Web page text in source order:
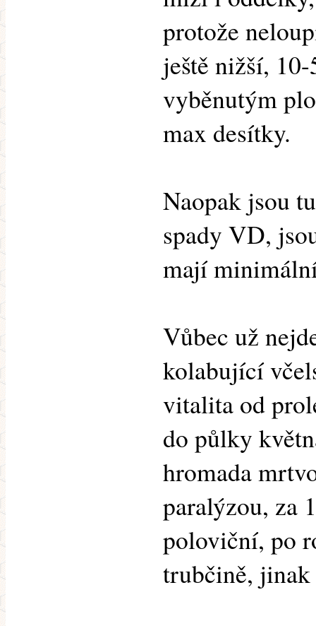
protože
ještě nižší,
vyběnutým
max desítky.
Naopak jsou
spady VD,
mají
Vůbec už
kolabující
vitalita od
do půlky
hromada
paralýzou, za
poloviční, po
trubčině,